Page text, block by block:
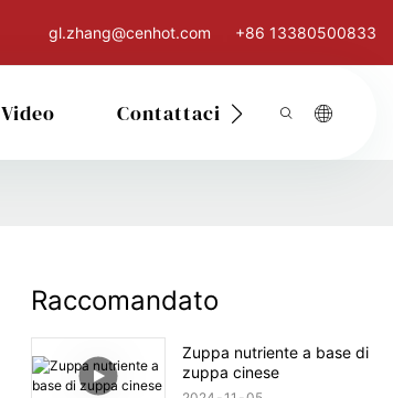
gl.zhang@cenhot.com +86 13380500833
Video Contattaci
Raccomandato
Zuppa nutriente a base di
zuppa cinese